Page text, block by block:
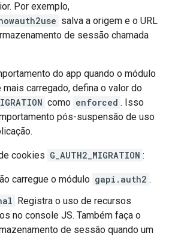
Por exemplo,
salva a origem e o URL
de sessão chamada
do app quando o módulo
mais carregado, defina o valor do
como enforced . Isso
pós-suspensão de uso
cookies G_AUTH2_MIGRATION :
carregue o módulo gapi.auth2 .
Registra o uso de recursos
no console JS. Também faça o
de sessão quando um